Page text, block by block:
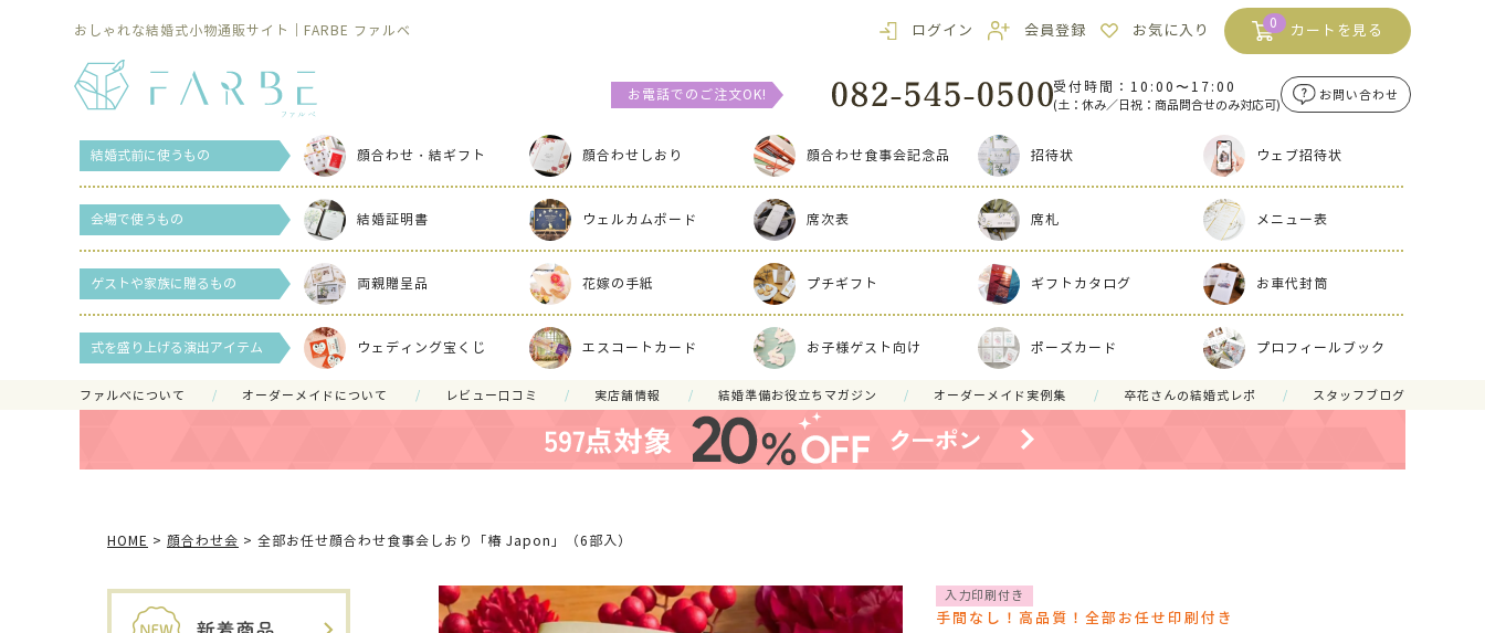
おしゃれな結婚式小物通販サイト｜FARBE ファルベ ログイン 会員登録 お気に入り 0 カートを見る
お電話でのご注文OK! 受付時間：10:00〜17:00
(土：休み／日祝：商品問合せのみ対応可)
お問い合わせ
結婚式前に使うもの 顔合わせ・結ギフト 顔合わせしおり 顔合わせ食事会記念品 招待状 ウェブ招待状
会場で使うもの 結婚証明書 ウェルカムボード 席次表 席札 メニュー表
ゲストや家族に贈るもの 両親贈呈品 花嫁の手紙 プチギフト ギフトカタログ お車代封筒
式を盛り上げる演出アイテム ウェディング宝くじ エスコートカード お子様ゲスト向け ポーズカード プロフィールブック
ファルべについて オーダーメイドについて レビュー口コミ 実店舗情報 結婚準備お役立ちマガジン オーダーメイド実例集 卒花さんの結婚式レポ スタッフブログ
HOME 顔合わせ会 全部お任せ顔合わせ食事会しおり「椿 Japon」（6部入）
入力印刷付き
手間なし！高品質！全部お任せ印刷付き